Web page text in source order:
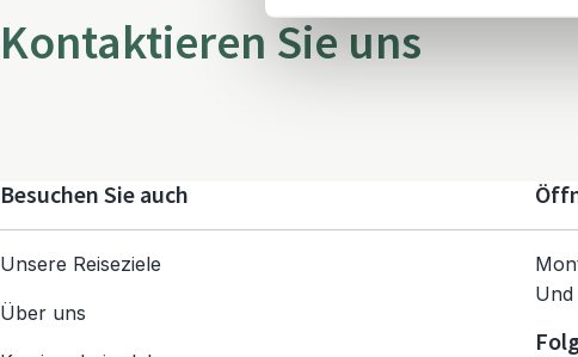
Kontaktieren Sie uns
Besuchen Sie auch
Unsere Reiseziele
Über uns